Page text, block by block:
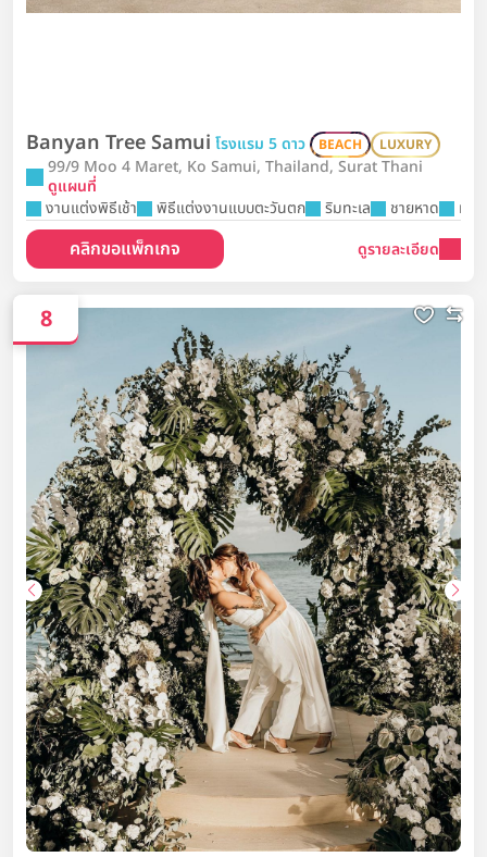
Banyan Tree Samui โรงแรม 5 ดาว BEACH LUXURY
99/9 Moo 4 Maret, Ko Samui, Thailand, Surat Thani
ดูแผนที่
งานแต่งพิธีเช้า
พิธีแต่งงานแบบตะวันตก ริมทะเล ชายหาด ห้อ
คลิกขอแพ็กเกจ ดูรายละเอียด
8